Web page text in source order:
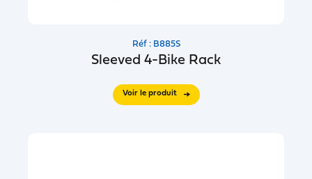
Réf : B885S
Sleeved 4-Bike Rack
Voir le produit